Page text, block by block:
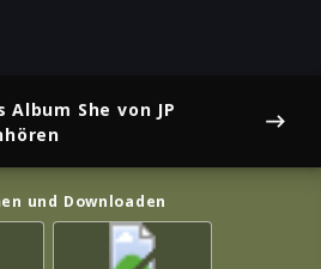
Album She von JP
und Downloaden